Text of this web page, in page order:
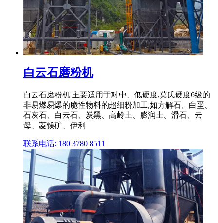
白云石磨粉机
白云石磨粉机 主要适用于对中、低硬度,莫氏硬度6级的
非易燃易爆的脆性物料的超细粉加工,如方解石、白垩、
石灰石、白云石、炭黑、高岭土、膨润土、滑石、云
母、菱镁矿、伊利
联系电话: 180 3780 8511